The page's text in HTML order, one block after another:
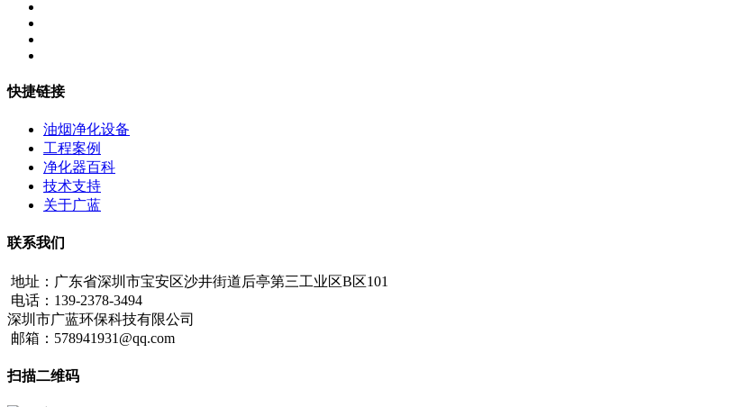
快捷链接
油烟净化设备
工程案例
净化器百科
技术支持
关于广蓝
联系我们
地址：广东省深圳市宝安区沙井街道后亭第三工业区B区101
电话：139-2378-3494
深圳市广蓝环保科技有限公司
邮箱：578941931@qq.com
扫描二维码